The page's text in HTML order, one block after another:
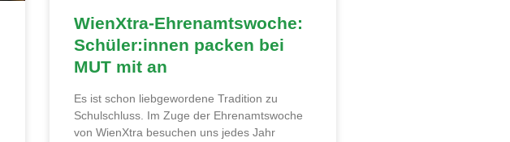
WienXtra-Ehrenamtswoche:
Schüler:innen packen bei
MUT mit an
Es ist schon liebgewordene Tradition zu
Schulschluss. Im Zuge der Ehrenamtswoche
von WienXtra besuchen uns jedes Jahr